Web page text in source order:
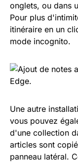
onglets, ou dans
Pour plus
itinéraire en un
mode incognito.
Une autre
vous pouvez
d'une collection
articles sont
panneau latéral.